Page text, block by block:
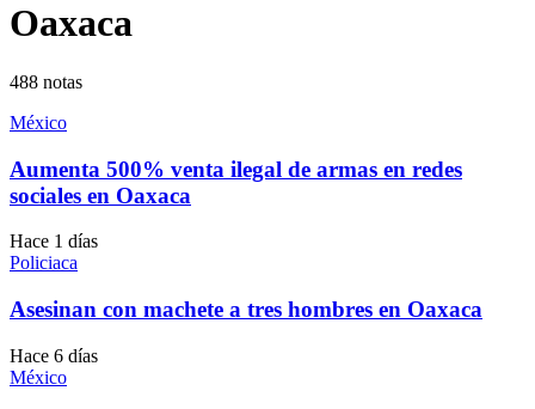
Oaxaca
488 notas
México
Aumenta 500% venta ilegal de armas en redes
sociales en Oaxaca
Hace 1 días
Policiaca
Asesinan con machete a tres hombres en Oaxaca
Hace 6 días
México